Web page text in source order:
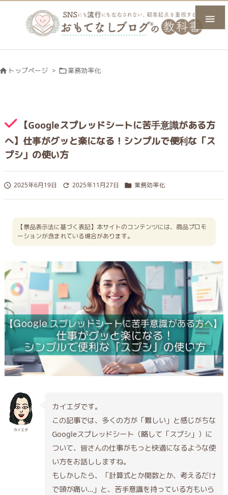

トップページ > 業務効率化
【Googleスプレッドシートに苦手意識がある方
へ】仕事がグッと楽になる！シンプルで便利な「ス
プシ」の使い方
 2025年6月19日  2025年11月27日  業務効率化
【景品表示法に基づく表記】本サイトのコンテンツには、商品プロモ
ーションが含まれている場合があります。
カイエダ
カイエダです。
この記事では、多くの方が「難しい」と感じがちな
Googleスプレッドシート（略して「スプシ」）に
ついて、皆さんの仕事がもっと快適になるような使
い方をお話ししますね。
もしかしたら、「計算式とか関数とか、考えるだけ
で頭が痛い…」と、苦手意識を持っている方もいら